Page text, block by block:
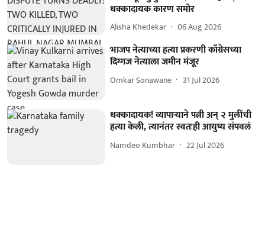
धक्कादायक कारण समोर
Alisha Khedekar 06 Aug 2026
भाजप नेत्याच्या हत्या प्रकरणी काँग्रेसच्या
दिग्गज नेत्याला जमीन मंजूर
Omkar Sonawane 31 Jul 2026
धक्कादायक! व्यापाऱ्याने पत्नी अन् २ मुलींची
हत्या केली, त्यानंतर स्वतःही आयुष्य संपवलं
Namdeo Kumbhar 22 Jul 2026